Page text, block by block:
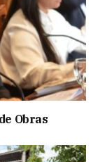
Obras